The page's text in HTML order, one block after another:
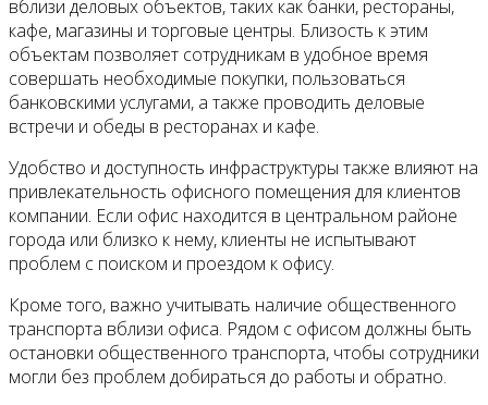
вблизи деловых объектов, таких как банки, рестораны,
кафе, магазины и торговые центры. Близость к этим
объектам позволяет сотрудникам в удобное время
совершать необходимые покупки, пользоваться
банковскими услугами, а также проводить деловые
встречи и обеды в ресторанах и кафе.
Удобство и доступность инфраструктуры также влияют на
привлекательность офисного помещения для клиентов
компании. Если офис находится в центральном районе
города или близко к нему, клиенты не испытывают
проблем с поиском и проездом к офису.
Кроме того, важно учитывать наличие общественного
транспорта вблизи офиса. Рядом с офисом должны быть
остановки общественного транспорта, чтобы сотрудники
могли без проблем добираться до работы и обратно.